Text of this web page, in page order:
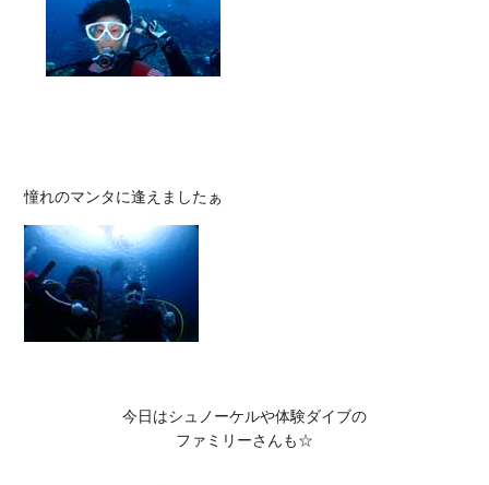
今日はシュノーケルや体験ダイブの
ファミリーさんも☆